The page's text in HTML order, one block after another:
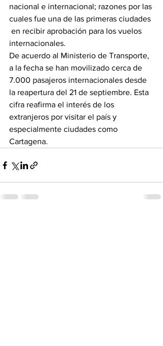
nacional e internacional; razones por las
cuales fue una de las primeras ciudades
en recibir aprobación para los vuelos
internacionales.
De acuerdo al Ministerio de Transporte,
a la fecha se han movilizado cerca de
7.000 pasajeros internacionales desde
la reapertura del 21 de septiembre. Esta
cifra reafirma el interés de los
extranjeros por visitar el país y
especialmente ciudades como
Cartagena.